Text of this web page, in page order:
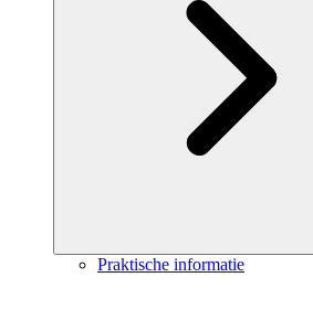
Praktische informatie